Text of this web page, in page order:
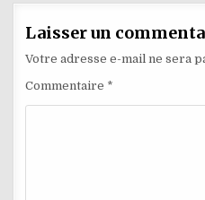
l’article
Laisser un
Votre adresse e-mail ne sera
Commentaire *